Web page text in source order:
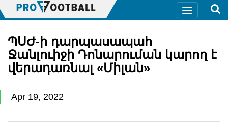
ՊՍԺ-ի դարպասապահ
Ջանլուիջի Դոնարուման կարող է
վերադառնալ «Միլան»
Apr 19, 2022